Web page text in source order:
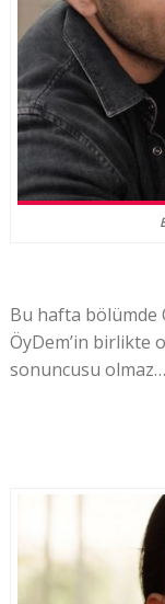
Bu hafta bölümde
ÖyDem’in birlikte
sonuncusu olmaz…